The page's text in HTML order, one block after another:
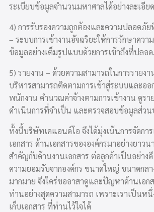
ระเบียบข้อมูลจำนวนมหาศาลได้อย่างละเอี
4) การรับรองความถูกต้องและความปลอดภั
– ระบบการเข้างานอัจฉริยะให้การรักษาคว
ข้อมูลอย่างเต็มรูปแบบด้วยการเข้าถึงที่ปลอ
5) รายงาน – ด้วยความสามารถในการรายง
บริหารสามารถติดตามการเข้าสู่ระบบและออ
พนักงาน คำนวณค่าจ้างตามการเข้างาน ดูร
ดำเนินการที่จำเป็น และตรวจสอบข้อมูลส่ว
ทั้งนี้บริษัทเคแอนด์โอ จึงได้มุ่งเน้นการจัดกา
เอกสาร ด้านเอกสารขององค์กรมาอย่างยาว
สำคัญกับด้านงานเอกสาร ต่อลูกค้าเป็นอย่าง
ความยอมรับจากองค์กร ขนาดใหญ่ ขนาดกล
มากมาย จึงใคร่ขออาสาดูและปัญหาด้านเอก
ท่านอย่างสุดความสามารถ เพราะเราเป็นห
เก็บเอกสาร ที่ท่านไว้ใจได้